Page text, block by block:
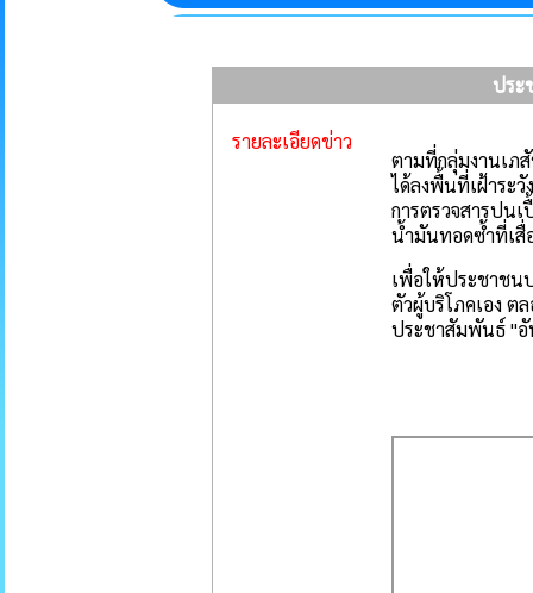
ประ
รายละเอียดข่าว
ตามที่กลุ่มงานเภ
ได้ลงพื้นที่เฝ้าระ
การตรวจสารปน
น้ำมันทอดซ้ำที่เสื่
เพื่อให้ประชาชน
ตัวผู้บริโภคเอง ต
ประชาสัมพันธ์ "อั